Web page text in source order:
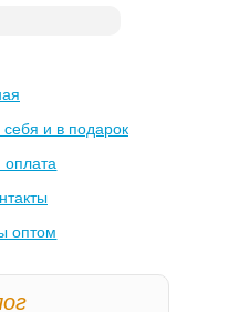
и в подарок
оплата
оптом